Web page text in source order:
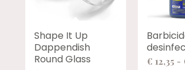
Shape It Up
Dappendish
Round Glass
€ 12,35 -